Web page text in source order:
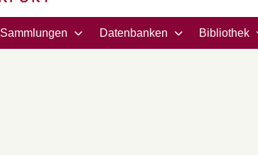
Sammlungen Datenbanken Bibliothek